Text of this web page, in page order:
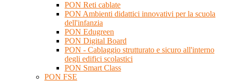
PON Reti cablate
PON Ambienti didattici innovativi per la scuola
dell'infanzia
PON Edugreen
PON Digital Board
PON - Cablaggio strutturato e sicuro all'interno
degli edifici scolastici
PON Smart Class
PON FSE